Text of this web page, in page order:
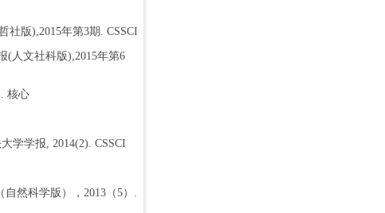
社版),2015年第3期 . CSSCI
(人文社科版),2015年第6
核心
学学报, 2014(2). CSSCI
然科学版）， 2013（5） .